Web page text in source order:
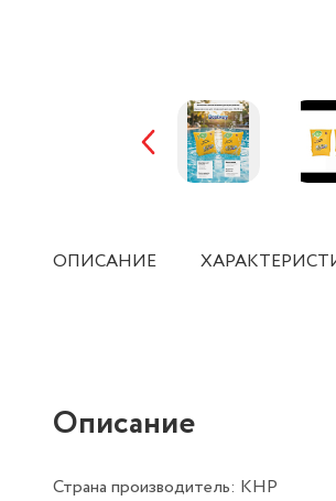
ОПИСАНИЕ
Описание
Страна производитель: КНР